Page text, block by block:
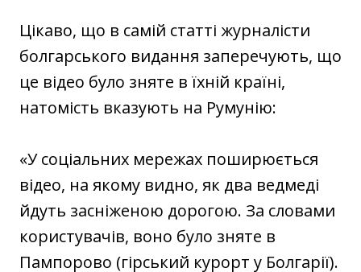
Цікаво, що в самій статті журналісти
болгарського видання заперечують, що
це відео було зняте в їхній країні,
натомість вказують на Румунію:
«У соціальних мережах поширюється
відео, на якому видно, як два ведмеді
йдуть засніженою дорогою. За словами
користувачів, воно було зняте в
Пампорово (гірський курорт у Болгарії).